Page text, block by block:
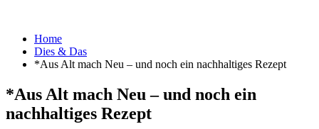
Home
Dies & Das
*Aus Alt mach Neu – und noch ein nachhaltiges Rezept
*Aus Alt mach Neu – und noch ein
nachhaltiges Rezept